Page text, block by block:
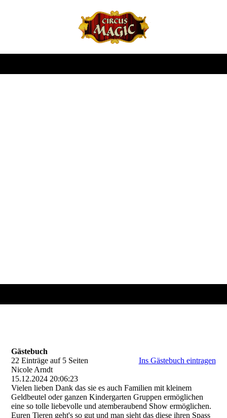
Gästebuch
22 Einträge auf 5 Seiten
Ins Gästebuch eintragen
Nicole Arndt
15.12.2024 20:06:23
Vielen lieben Dank das sie es auch Familien mit kleinem
Geldbeutel oder ganzen Kindergarten Gruppen ermöglichen
eine so tolle liebevolle und atemberaubend Show ermöglichen.
Euren Tieren geht's so gut und man sieht das diese ihren Spass